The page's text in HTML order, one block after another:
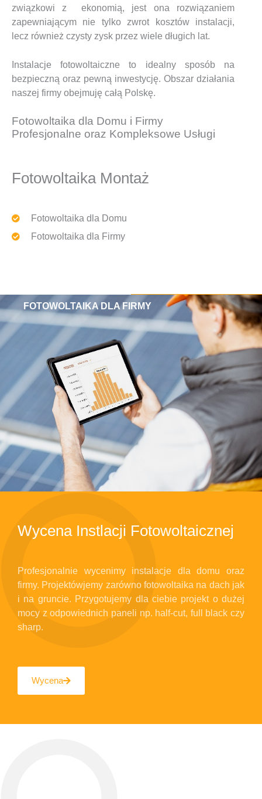
związkowi z ekonomią, jest ona rozwiązaniem
zapewniającym nie tylko zwrot kosztów instalacji,
lecz również czysty zysk przez wiele długich lat.
Instalacje fotowoltaiczne to idealny sposób na
bezpieczną oraz pewną inwestycję. Obszar działania
naszej firmy obejmuję całą Polskę.
Fotowoltaika dla Domu i Firmy
Profesjonalne oraz Kompleksowe Usługi
Fotowoltaika Montaż
Fotowoltaika dla Domu
Fotowoltaika dla Firmy
Wycena Instlacji Fotowoltaicznej
Profesjonalnie wycenimy instalacje dla domu oraz
firmy. Projektówjemy zarówno fotowoltaika na dach jak
i na gruncie. Przygotujemy dla ciebie projekt o dużej
mocy z odpowiednich paneli np. half-cut, full black czy
sharp.
Wycena
FOTOWOLTAIKA DLA FIRMY